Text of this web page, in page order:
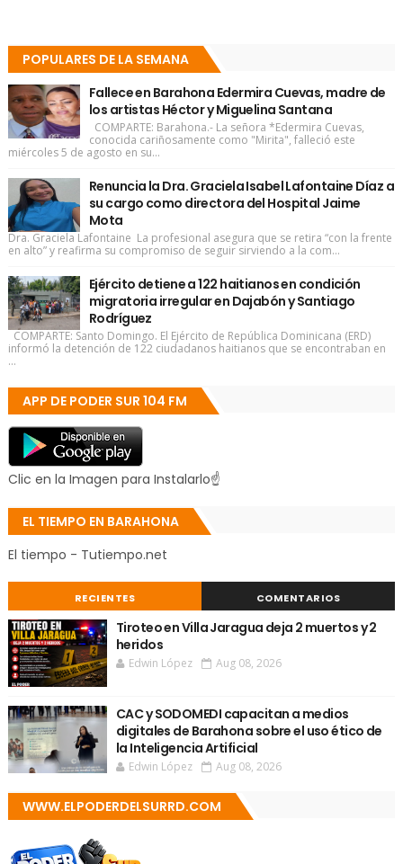
POPULARES DE LA SEMANA
Fallece en Barahona Edermira Cuevas, madre de
los artistas Héctor y Miguelina Santana
COMPARTE: Barahona.- La señora *Edermira Cuevas,
conocida cariñosamente como "Mirita", falleció este
miércoles 5 de agosto en su...
Renuncia la Dra. Graciela Isabel Lafontaine Díaz a
su cargo como directora del Hospital Jaime
Mota
Dra. Graciela Lafontaine La profesional asegura que se retira “con la frente
en alto” y reafirma su compromiso de seguir sirviendo a la com...
Ejército detiene a 122 haitianos en condición
migratoria irregular en Dajabón y Santiago
Rodríguez
COMPARTE: Santo Domingo. El Ejército de República Dominicana (ERD)
informó la detención de 122 ciudadanos haitianos que se encontraban en
...
APP DE PODER SUR 104 FM
Clic en la Imagen para Instalarlo☝
EL TIEMPO EN BARAHONA
El tiempo - Tutiempo.net
RECIENTES COMENTARIOS
Tiroteo en Villa Jaragua deja 2 muertos y 2
heridos
Edwin López Aug 08, 2026
CAC y SODOMEDI capacitan a medios
digitales de Barahona sobre el uso ético de
la Inteligencia Artificial
Edwin López Aug 08, 2026
WWW.ELPODERDELSURRD.COM